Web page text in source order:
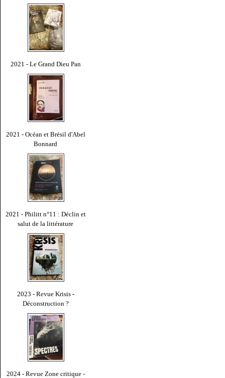
2021 - Le Grand Dieu Pan
2021 - Océan et Brésil d'Abel
Bonnard
2021 - Philitt n°11 : Déclin et
salut de la littérature
2023 - Revue Krisis -
Déconstruction ?
2024 - Revue Zone critique -